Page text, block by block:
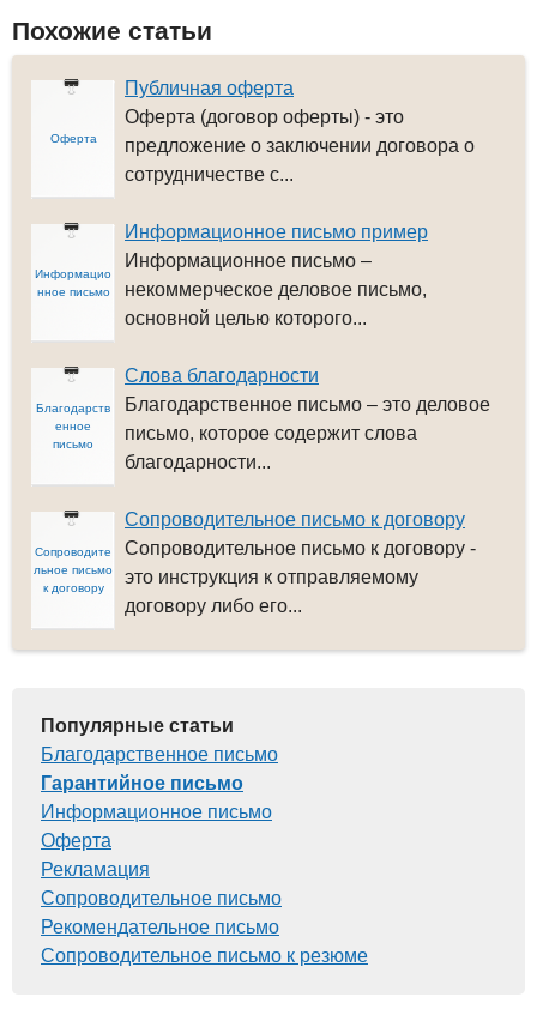
Похожие статьи
Оферта
Публичная оферта
Оферта (договор оферты) - это
предложение о заключении договора о
сотрудничестве с...
Информацио
нное письмо
Информационное письмо пример
Информационное письмо –
некоммерческое деловое письмо,
основной целью которого...
Благодарств
енное
письмо
Слова благодарности
Благодарственное письмо – это деловое
письмо, которое содержит слова
благодарности...
Сопроводите
льное письмо
к договору
Сопроводительное письмо к договору
Сопроводительное письмо к договору -
это инструкция к отправляемому
договору либо его...
Популярные статьи
Благодарственное письмо
Гарантийное письмо
Информационное письмо
Оферта
Рекламация
Сопроводительное письмо
Рекомендательное письмо
Сопроводительное письмо к резюме